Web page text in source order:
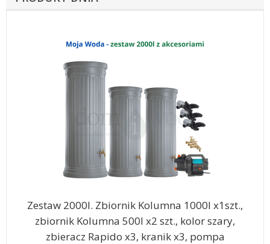
Zestaw 2000l. Zbiornik Kolumna 1000l x1szt.,
zbiornik Kolumna 500l x2 szt., kolor szary,
zbieracz Rapido x3, kranik x3, pompa